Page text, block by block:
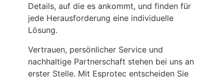
Details, auf die es ankommt, und finden für
jede Herausforderung eine individuelle
Lösung.
Vertrauen, persönlicher Service und
nachhaltige Partnerschaft stehen bei uns an
erster Stelle. Mit Esprotec entscheiden Sie